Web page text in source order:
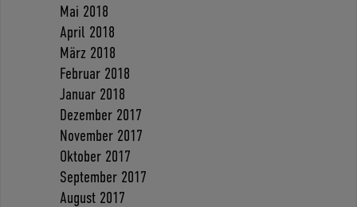
Mai 2018
April 2018
März 2018
Februar 2018
Januar 2018
Dezember 2017
November 2017
Oktober 2017
September 2017
August 2017